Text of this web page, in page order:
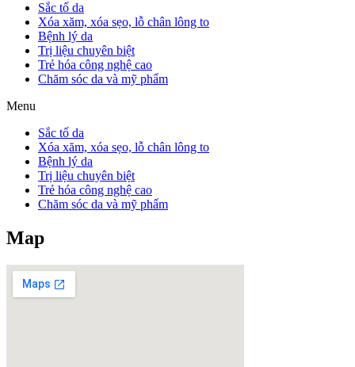
Sắc tố da
Xóa xăm, xóa sẹo, lỗ chân lông to
Bệnh lý da
Trị liệu chuyên biệt
Trẻ hóa công nghệ cao
Chăm sóc da và mỹ phẩm
Menu
Sắc tố da
Xóa xăm, xóa sẹo, lỗ chân lông to
Bệnh lý da
Trị liệu chuyên biệt
Trẻ hóa công nghệ cao
Chăm sóc da và mỹ phẩm
Map